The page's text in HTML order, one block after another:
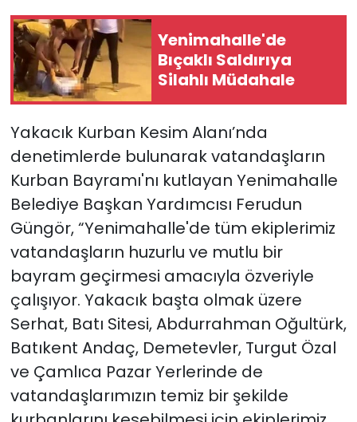
Yenimahalle'de
Bıçaklı Saldırıya
Silahlı Müdahale
Yakacık Kurban Kesim Alanı’nda
denetimlerde bulunarak vatandaşların
Kurban Bayramı'nı kutlayan Yenimahalle
Belediye Başkan Yardımcısı Ferudun
Güngör, “Yenimahalle'de tüm ekiplerimiz
vatandaşların huzurlu ve mutlu bir
bayram geçirmesi amacıyla özveriyle
çalışıyor. Yakacık başta olmak üzere
Serhat, Batı Sitesi, Abdurrahman Oğultürk,
Batıkent Andaç, Demetevler, Turgut Özal
ve Çamlıca Pazar Yerlerinde de
vatandaşlarımızın temiz bir şekilde